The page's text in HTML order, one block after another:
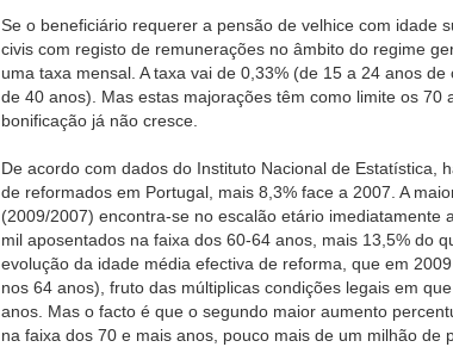
Se o beneficiário requerer a pensão de velhice com idade
civis com registo de remunerações no âmbito do regime
uma taxa mensal. A taxa vai de 0,33% (de 15 a 24 anos
de 40 anos). Mas estas majorações têm como limite os
bonificação já não cresce.
De acordo com dados do Instituto Nacional de Estatística,
de reformados em Portugal, mais 8,3% face a 2007. A
(2009/2007) encontra-se no escalão etário imediatamente
mil aposentados na faixa dos 60-64 anos, mais 13,5% do
evolução da idade média efectiva de reforma, que em
nos 64 anos), fruto das múltiplicas condições legais em
anos. Mas o facto é que o segundo maior aumento
na faixa dos 70 e mais anos, pouco mais de um milhão de